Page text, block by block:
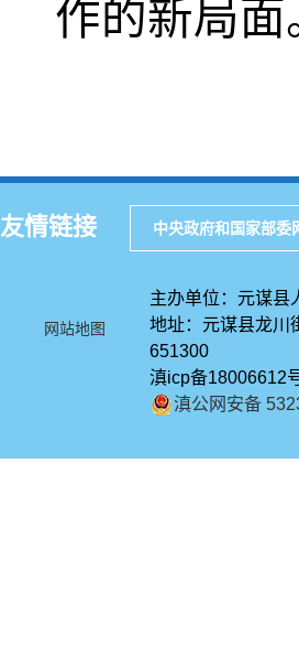
作的新局面
友情链接 中央政府和国家部委
网站地图
主办单位：元谋
地址：元谋县龙
651300
滇icp备18006612
滇公网安备